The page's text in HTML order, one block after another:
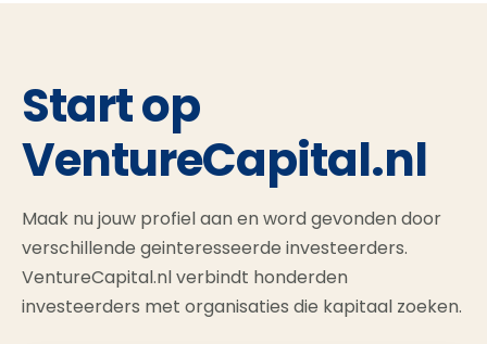
Start op
VentureCapital.nl
Maak nu jouw profiel aan en word gevonden door
verschillende geinteresseerde investeerders.
VentureCapital.nl verbindt honderden
investeerders met organisaties die kapitaal zoeken.